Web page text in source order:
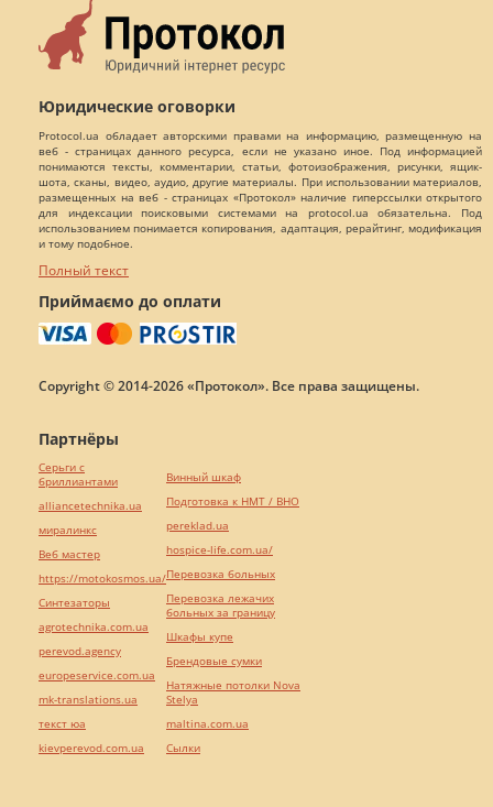
Юридические оговорки
Protocol.ua обладает авторскими правами на информацию, размещенную на
веб - страницах данного ресурса, если не указано иное. Под информацией
понимаются тексты, комментарии, статьи, фотоизображения, рисунки, ящик-
шота, сканы, видео, аудио, другие материалы. При использовании материалов,
размещенных на веб - страницах «Протокол» наличие гиперссылки открытого
для индексации поисковыми системами на protocol.ua обязательна. Под
использованием понимается копирования, адаптация, рерайтинг, модификация
и тому подобное.
Полный текст
Приймаємо до оплати
Copyright © 2014-2026 «Протокол». Все права защищены.
Партнёры
Серьги с
бриллиантами
alliancetechnika.ua
миралинкс
Веб мастер
https://motokosmos.ua/
Синтезаторы
agrotechnika.com.ua
perevod.agency
europeservice.com.ua
mk-translations.ua
текст юа
kievperevod.com.ua
Винный шкаф
Подготовка к НМТ / ВНО
pereklad.ua
hospice-life.com.ua/
Перевозка больных
Перевозка лежачих
больных за границу
Шкафы купе
Брендовые сумки
Натяжные потолки Nova
Stelya
maltina.com.ua
Cылки